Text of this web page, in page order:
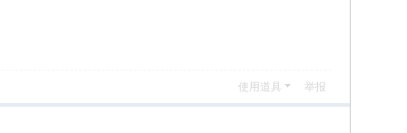
使用道具 举报